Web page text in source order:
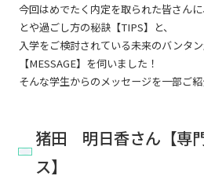
今回はめでたく内定を取られた皆さん
とや過ごし方の秘訣【TIPS】と、
入学をご検討されている未来のバンタ
【MESSAGE】を伺いました！
そんな学生からのメッセージを一部ご紹
猪田 明日香さん【専
ス】